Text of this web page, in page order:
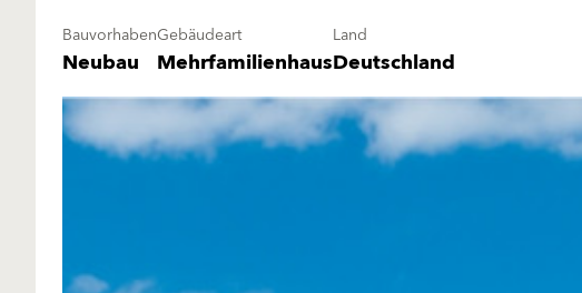
Bauvorhaben
Neubau
Gebäudeart
Mehrfamilienhaus
Land
Deutschland